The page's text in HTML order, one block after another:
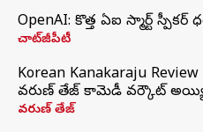
OpenAI: కొత్త ఏఐ స్మార్ట్
చాట్‌జీపీటీ
Korean Kanakaraju
వరుణ్ తేజ్ కామెడీ వర్కౌట్
వరుణ్ తేజ్